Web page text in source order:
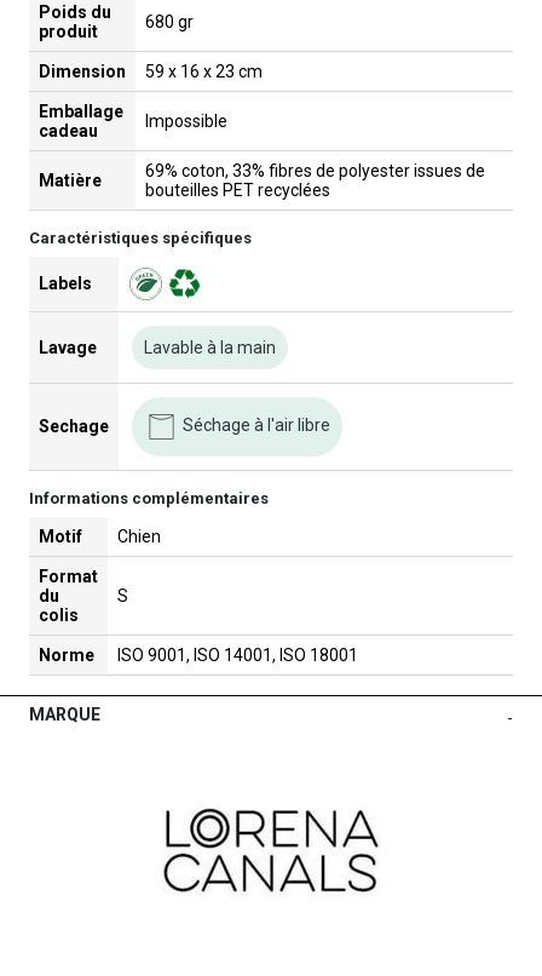
Poids du
produit
680 gr
Dimension 59 x 16 x 23 cm
Emballage
cadeau
Impossible
Matière
69% coton, 33% fibres de polyester issues de
bouteilles PET recyclées
Caractéristiques spécifiques
Labels
Lavage Lavable à la main
Sechage Séchage à l'air libre
Informations complémentaires
Motif Chien
Format
du
colis
S
Norme ISO 9001, ISO 14001, ISO 18001
MARQUE -